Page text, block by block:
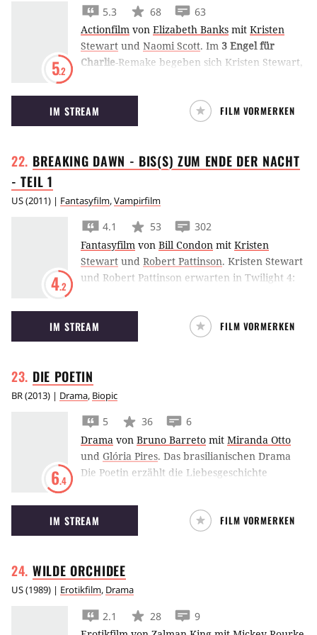
Jahren verstarb, ist Rio 2 gewidmet. (EM)
5.2
5.3 68
63
Actionfilm von Elizabeth Banks mit Kristen
Stewart und Naomi Scott. Im 3 Engel für
Charlie-Remake begeben sich Kristen Stewart,
Verbrecherjagd und bieten dafür all ihre
Fähigkeiten in Sachen Ermittlungen und
Kampfkünsten auf.
IM STREAM FILM VORMERKEN
BREAKING DAWN - BIS(S) ZUM ENDE DER NACHT
- TEIL 1
US(2011) | Fantasyfilm,Vampirfilm
4.2
4.1 53
302
Fantasyfilm von Bill Condon mit Kristen
Stewart und Robert Pattinson. Kristen Stewart
und Robert Pattinson erwarten in Twilight 4:
Teil 1 ein gemeinsames Kind. Doch während
der Schwangerschaft kommt es zu
Komplikationen.
IM STREAM FILM VORMERKEN
DIE POETIN
BR(2013) | Drama, Biopic
6.4
5 36
6
Drama von Bruno Barreto mit Miranda Otto
und Glória Pires. Das brasilianischen Drama
Die Poetin erzählt die Liebesgeschichte
de Macedo Soares und der US-amerikanischen
Dichterin Elizabeth Bishop.
IM STREAM FILM VORMERKEN
WILDEORCHIDEE
US(1989) | Erotikfilm, Drama
2.1 28
9